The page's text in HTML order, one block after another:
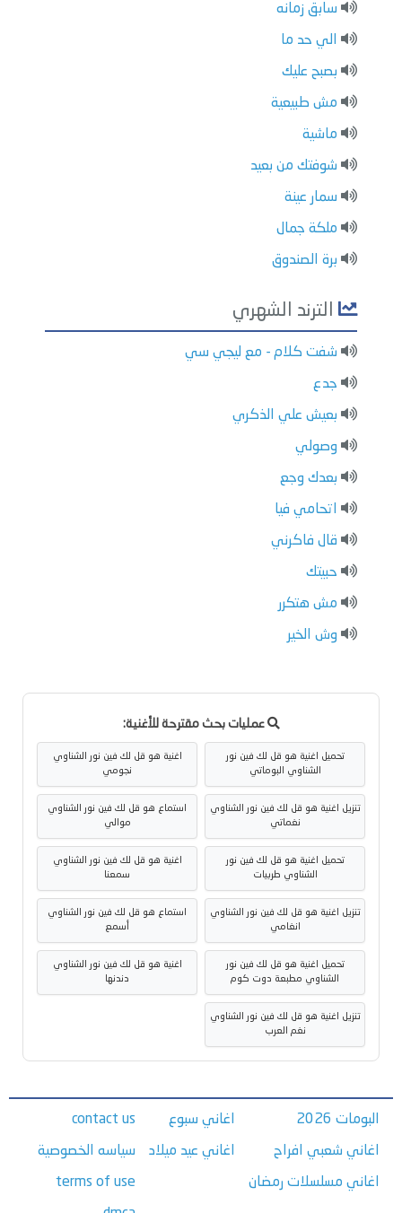
سابق زمانه
الي حد ما
بصبح عليك
مش طبيعية
ماشية
شوفتك من بعيد
سمار عينة
ملكة جمال
برة الصندوق
الترند الشهري
شفت كلام - مع ليجي سي
جدع
بعيش علي الذكري
وصولي
بعدك وجع
اتحامي فيا
قال فاكرني
حبيتك
مش هتكرر
وش الخير
عمليات بحث مقترحة للأغنية:
تحميل اغنية هو قل لك فين نور
الشناوي البوماتي
اغنية هو قل لك فين نور الشناوي
نجومي
تنزيل اغنية هو قل لك فين نور الشناوي
نغماتي
استماع هو قل لك فين نور الشناوي
موالي
تحميل اغنية هو قل لك فين نور
الشناوي طربيات
اغنية هو قل لك فين نور الشناوي
سمعنا
تنزيل اغنية هو قل لك فين نور الشناوي
انغامي
استماع هو قل لك فين نور الشناوي
أسمع
تحميل اغنية هو قل لك فين نور
الشناوي مطبعة دوت كوم
اغنية هو قل لك فين نور الشناوي
دندنها
تنزيل اغنية هو قل لك فين نور الشناوي
نغم العرب
البومات 2026
اغاني شعبي افراح
اغاني مسلسلات رمضان
اغاني سبوع
اغاني عيد ميلاد
contact us
سياسه الخصوصية
terms of use